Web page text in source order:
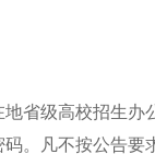
省级高校招生办
。凡不按公告要